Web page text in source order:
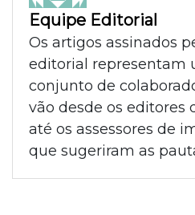
Equipe Editorial
Os artigos assinados
editorial representam
conjunto de
vão desde os editores
até os assessores de
que sugeriram as